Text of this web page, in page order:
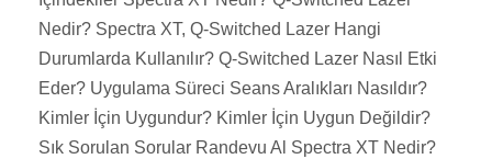
Nedir? Spectra XT, Q-Switched Lazer Hangi
Durumlarda Kullanılır? Q-Switched Lazer Nasıl Etki
Eder? Uygulama Süreci Seans Aralıkları Nasıldır?
Kimler İçin Uygundur? Kimler İçin Uygun Değildir?
Sık Sorulan Sorular Randevu Al Spectra XT Nedir?